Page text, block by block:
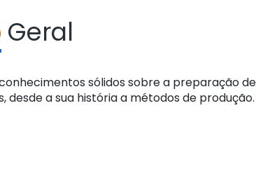
Geral
sólidos sobre a preparação
desde a sua história a métodos de produção.